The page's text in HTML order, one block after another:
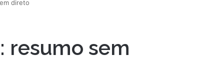
direto
resumo sem